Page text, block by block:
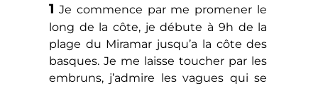
1 Je commence par me promener le
long de la côte, je débute à 9h de la
plage du Miramar jusqu’a la côte des
basques. Je me laisse toucher par les
embruns, j’admire les vagues qui se